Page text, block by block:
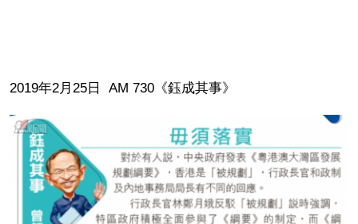
2019年2月25日 AM 730《鈺成其事》